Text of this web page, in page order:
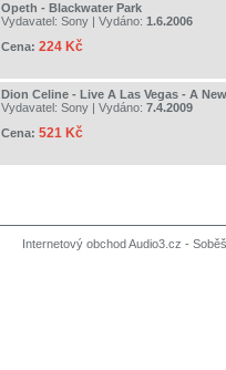
Opeth - Blackwater Park
Vydavatel: Sony | Vydáno: 1.6.2006
Cena: 224 Kč
Dion Celine - Live A Las Vegas - A
Vydavatel: Sony | Vydáno: 7.4.2009
Cena: 521 Kč
Internetový obchod Audio3.cz -